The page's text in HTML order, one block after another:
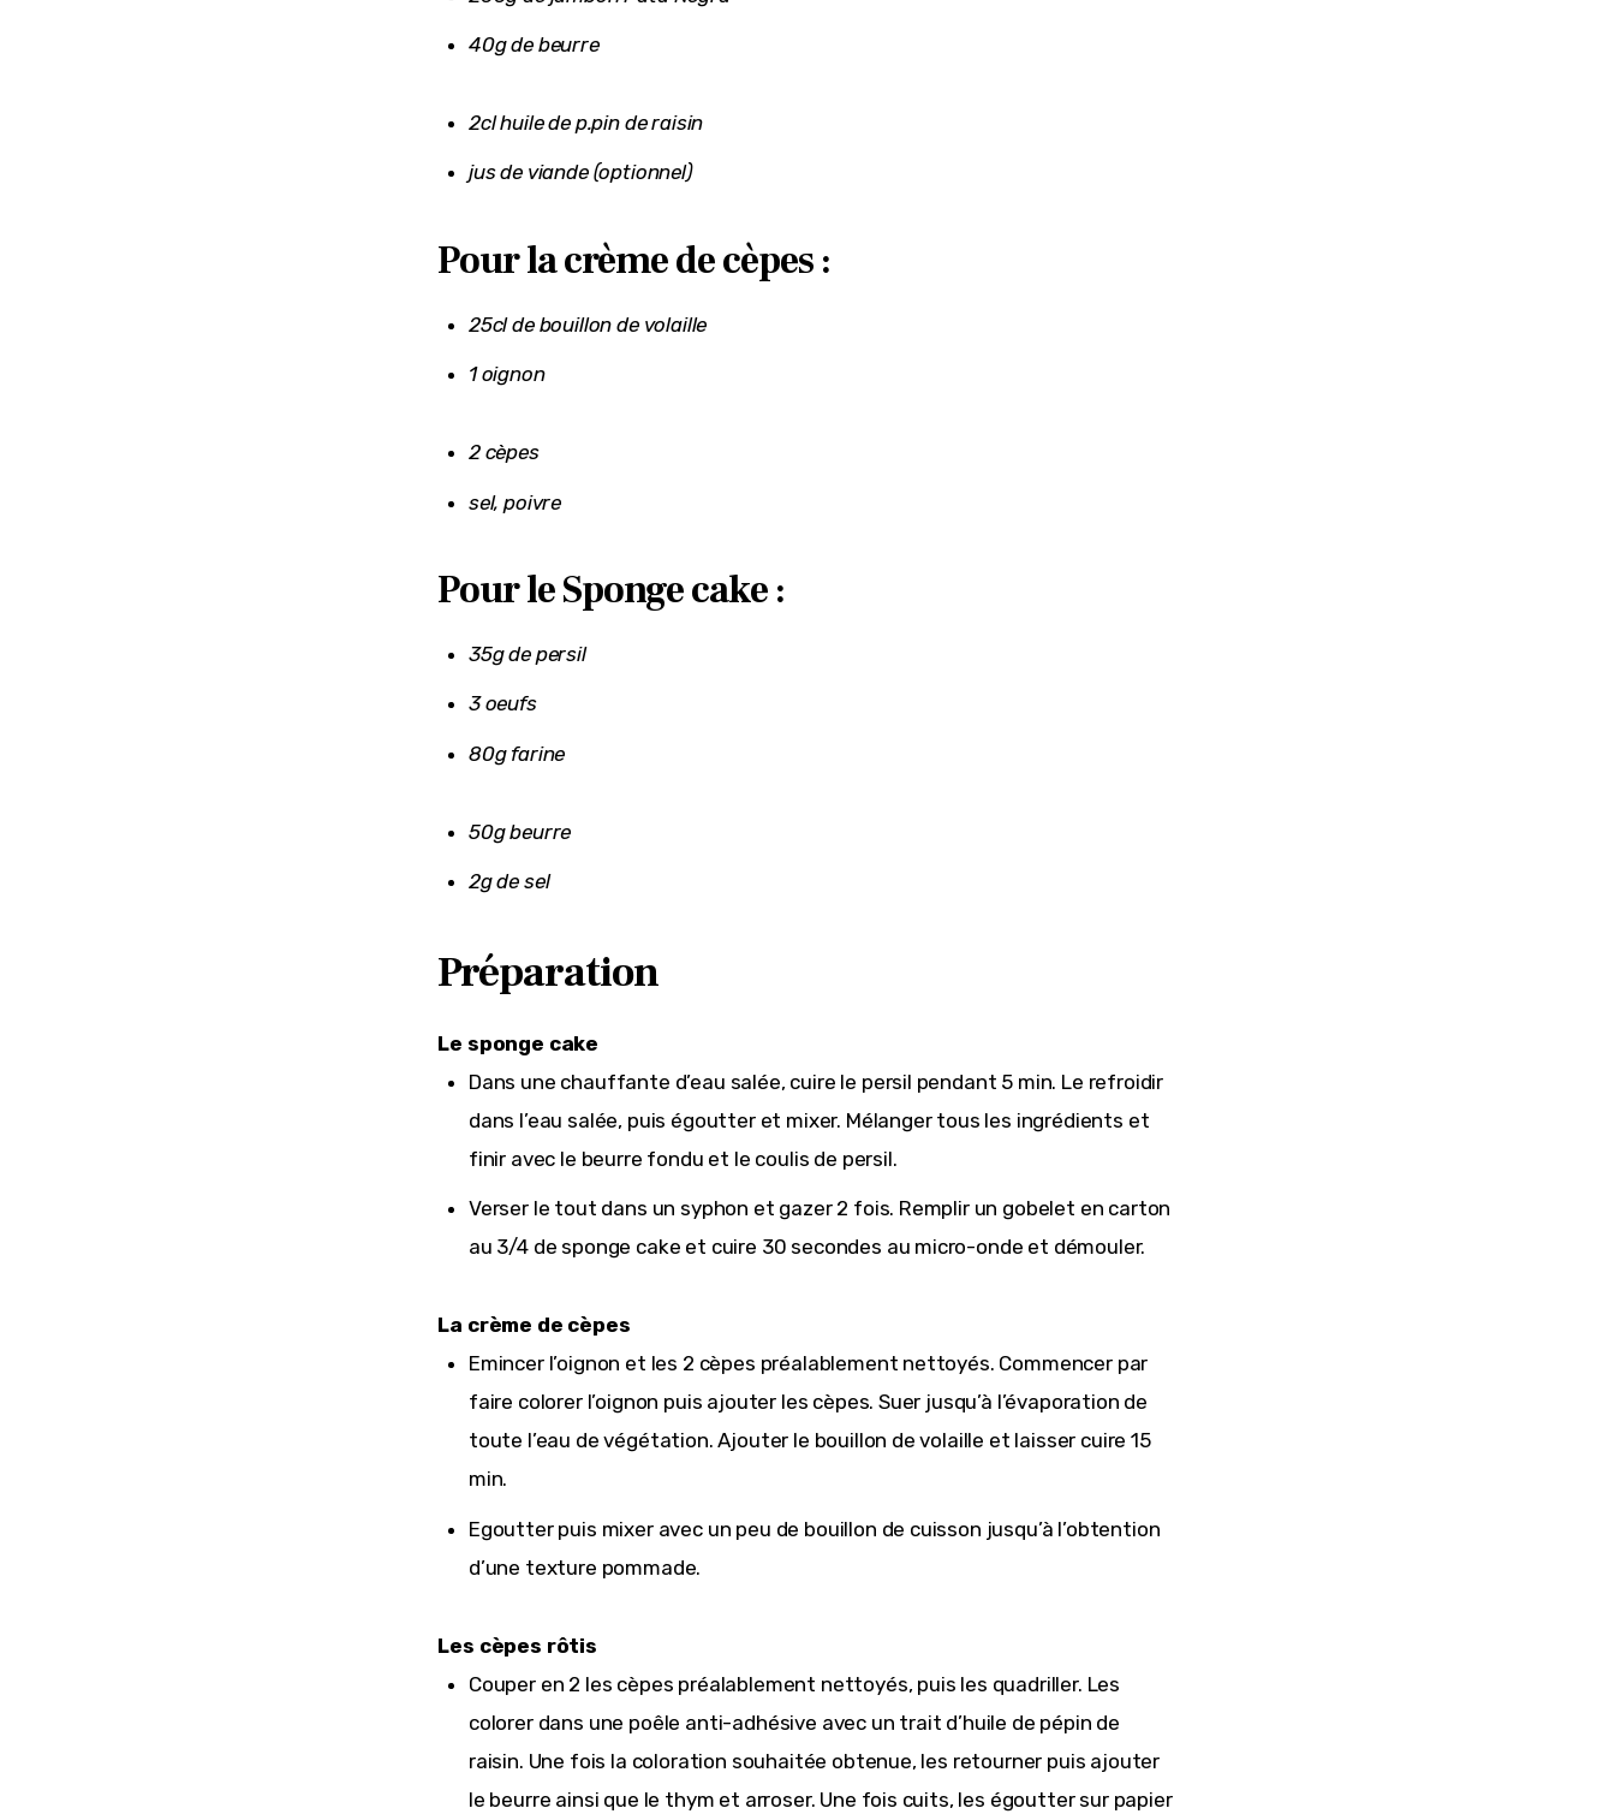
40g de beurre
2cl huile de p.pin de raisin
jus de viande (optionnel)
Pour la crème de cèpes :
25cl de bouillon de volaille
1 oignon
2 cèpes
sel, poivre
Pour le Sponge cake :
35g de persil
3 oeufs
80g farine
50g beurre
2g de sel
Préparation
Le sponge cake
Dans une chauffante d’eau salée, cuire le persil pendant 5 min. Le refroidir
dans l’eau salée, puis égoutter et mixer. Mélanger tous les ingrédients et
finir avec le beurre fondu et le coulis de persil.
Verser le tout dans un syphon et gazer 2 fois. Remplir un gobelet en carton
au 3/4 de sponge cake et cuire 30 secondes au micro-onde et démouler.
La crème de cèpes
Emincer l’oignon et les 2 cèpes préalablement nettoyés. Commencer par
faire colorer l’oignon puis ajouter les cèpes. Suer jusqu’à l’évaporation de
toute l’eau de végétation. Ajouter le bouillon de volaille et laisser cuire 15
min.
Egoutter puis mixer avec un peu de bouillon de cuisson jusqu’à l’obtention
d’une texture pommade.
Les cèpes rôtis
Couper en 2 les cèpes préalablement nettoyés, puis les quadriller. Les
colorer dans une poêle anti-adhésive avec un trait d’huile de pépin de
raisin. Une fois la coloration souhaitée obtenue, les retourner puis ajouter
le beurre ainsi que le thym et arroser. Une fois cuits, les égoutter sur papier